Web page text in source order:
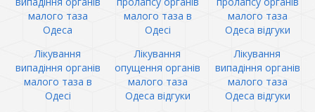
малого таза
Одеса
малого таза в
Одесі
малого таза
Одеса відгуки
Лікування
випадіння органів
малого таза в
Одесі
Лікування
опущення органів
малого таза
Одеса відгуки
Лікування
випадіння органів
малого таза
Одеса відгуки